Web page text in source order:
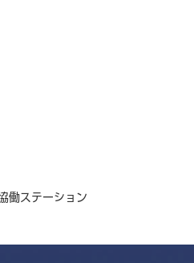
働ステーション